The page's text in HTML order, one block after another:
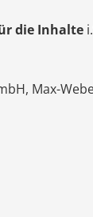
die Inhalte
Max-